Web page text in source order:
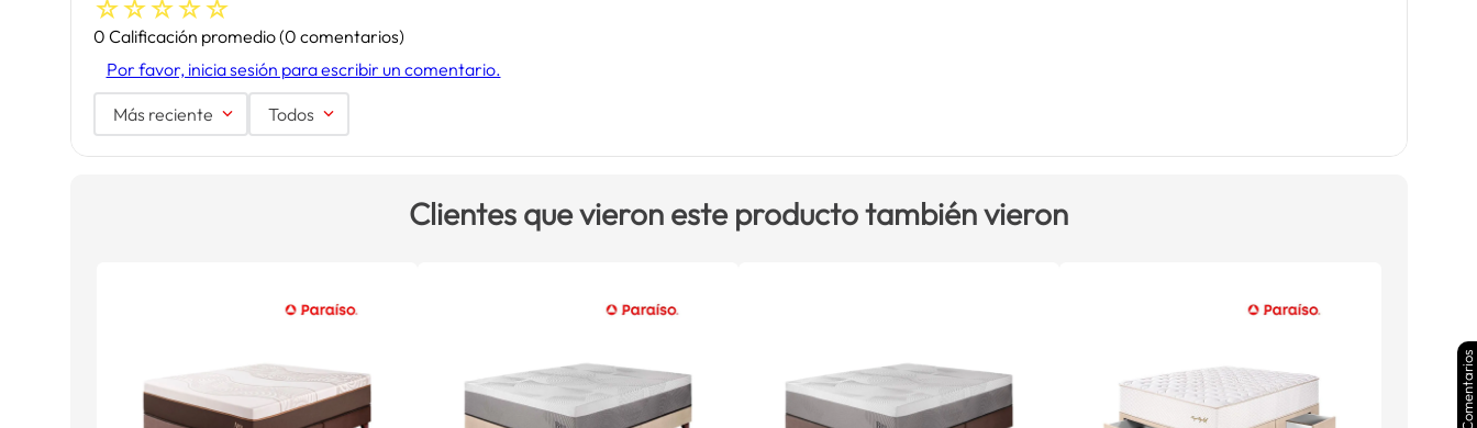
☆☆☆☆☆
0 Calificación promedio(0 comentarios)
Por favor, inicia sesión para escribir un comentario.
Más reciente Todos
Clientes que vieron este producto también vieron
Comentarios